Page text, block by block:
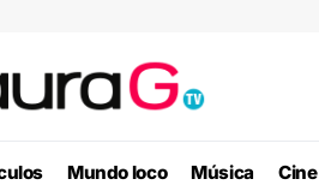
Mundo loco Música Cine